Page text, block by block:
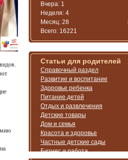
Вчера: 1
Неделя: 4
Месяц: 28
Всего: 16221
Статьи для родителей
Справочный раздел
Развитие и воспитание
Здоровье ребенка
Питание детей
Отдых и развлечения
Детские товары
Дом и семья
Красота и здоровье
Частные детские сады
Бизнес и работа